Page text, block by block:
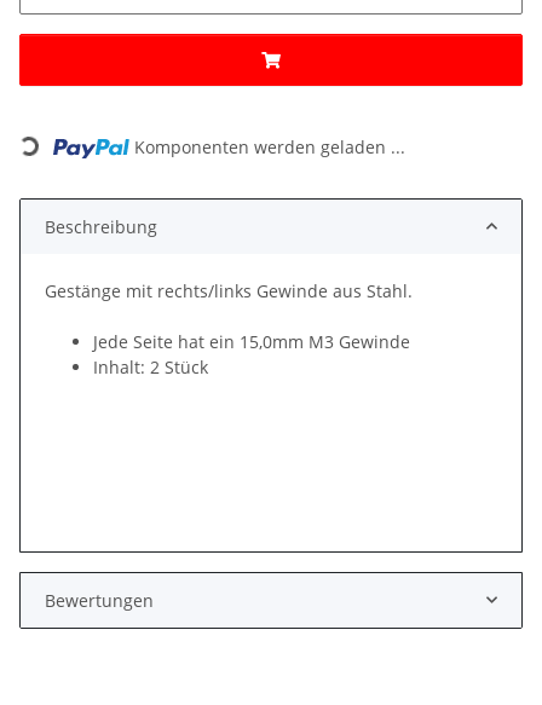
Loading... Komponenten werden geladen ...
Beschreibung
Gestänge mit rechts/links Gewinde aus Stahl.
Jede Seite hat ein 15,0mm M3 Gewinde
Inhalt: 2 Stück
Bewertungen